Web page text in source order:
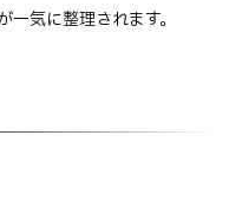
気に整理されます。